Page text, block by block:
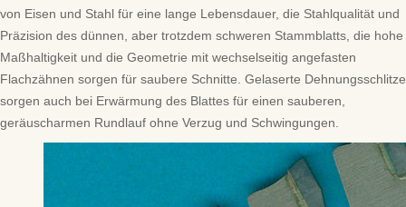
von Eisen und Stahl für eine lange Lebensdauer, die Stahlqualität und
Präzision des dünnen, aber trotzdem schweren Stammblatts, die hohe
Maßhaltigkeit und die Geometrie mit wechselseitig angefasten
Flachzähnen sorgen für saubere Schnitte. Gelaserte Dehnungsschlitze
sorgen auch bei Erwärmung des Blattes für einen sauberen,
geräuscharmen Rundlauf ohne Verzug und Schwingungen.